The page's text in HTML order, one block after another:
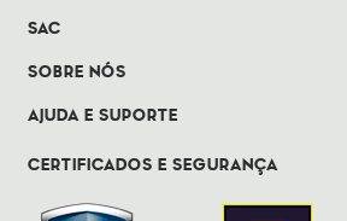
SAC
SOBRE NÓS
AJUDA E SUPORTE
CERTIFICADOS E SEGURANÇA